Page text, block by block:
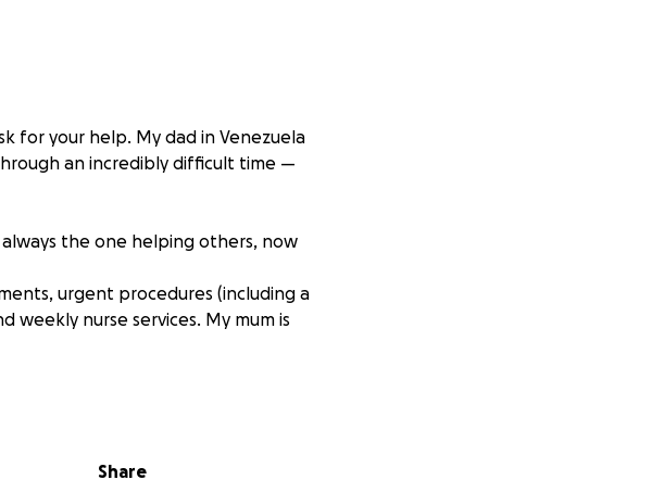
for your help. My dad in Venezuela
an incredibly difficult time —
the one helping others, now
urgent procedures (including a
nurse services. My mum is
progression. His condition
Share